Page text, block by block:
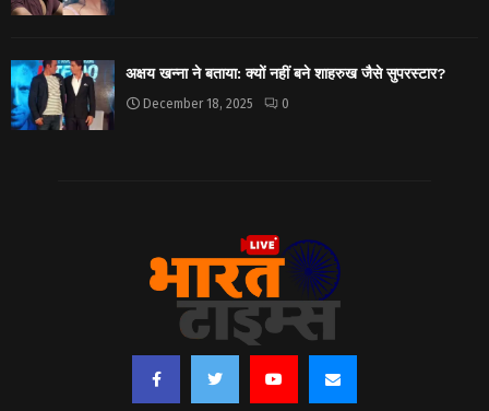
अक्षय खन्ना ने बताया: क्यों नहीं बने शाहरुख जैसे सुपरस्टार?
December 18, 2025 0